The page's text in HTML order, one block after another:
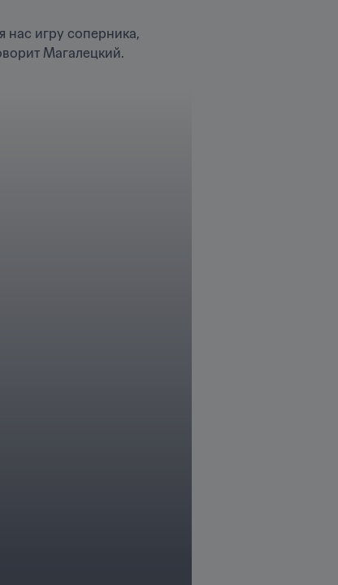
игру соперника,
Магалецкий.